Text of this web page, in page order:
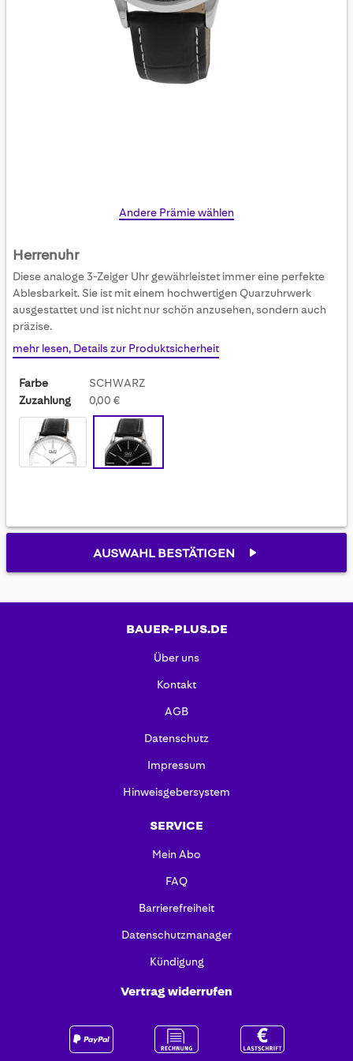
Skip
of
the
images
Andere Prämie wählen
Herrenuhr
Diese analoge 3-Zeiger Uhr gewährleistet immer eine perfekte
Ablesbarkeit. Sie ist mit einem hochwertigen Quarzuhrwerk
ausgestattet und ist nicht nur schön anzusehen, sondern auch
präzise.
mehr lesen, Details zur Produktsicherheit
Farbe
SCHWARZ
Zuzahlung
0,00 €
AUSWAHL BESTÄTIGEN
BAUER-PLUS.DE
Über uns
Kontakt
AGB
Datenschutz
Impressum
Hinweisgebersystem
SERVICE
Mein Abo
FAQ
Barrierefreiheit
Datenschutzmanager
Kündigung
Vertrag widerrufen